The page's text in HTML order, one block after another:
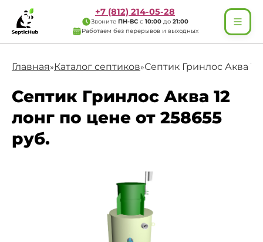
+7 (812) 214-05-28
Звоните ПН-ВС с 10:00 до 21:00
Работаем без перерывов и выходных
Главная»Каталог септиков»Септик Гринлос Аква 12
Септик Гринлос Аква 12
лонг по цене от 258655
руб.